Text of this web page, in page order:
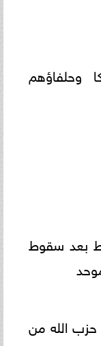
وحلفاؤهم
بعد سقوط
الله من